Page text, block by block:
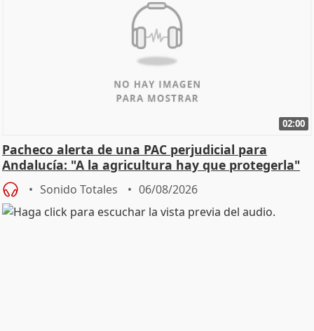
02:00
Pacheco alerta de una PAC perjudicial para
Andalucía: "A la agricultura hay que protegerla"
Sonido Totales 06/08/2026